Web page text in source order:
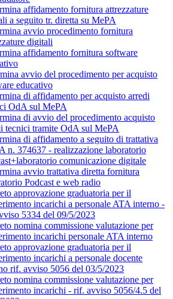
affidamento fornitura attrezzature
a seguito tr. diretta su MePA
avvio procedimento fornitura
digitali
affidamento fornitura software
avvio del procedimento per acquisto
educativo
di affidamento per acquisto arredi
OdA sul MePA
di avvio del procedimento acquisto
tecnici tramite OdA sul MePA
di affidamento a seguito di trattativa
n. 374637 - realizzazione laboratorio
comunicazione digitale
avvio trattativa diretta fornitura
Podcast e web radio
approvazione graduatoria per il
incarichi a personale ATA interno -
5334 del 09/5/2023
nomina commissione valutazione per
incarichi personale ATA interno
approvazione graduatoria per il
incarichi a personale docente
rif. avviso 5056 del 03/5/2023
nomina commissione valutazione per
incarichi - rif. avviso 5056/4.5 del